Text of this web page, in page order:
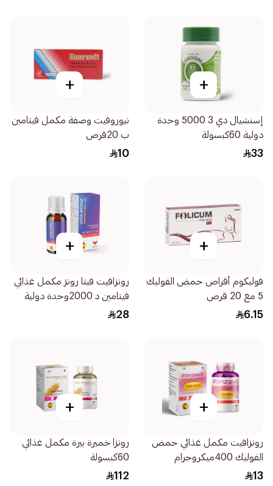
+
إسنشيال دي 3 5000 وحدة
دولية 60كبسولة
33
+
نيوروفيت وصفة مكمل فيتامين
ب 20قرص
10
+
فوليكوم أقراص حمض الفوليك
5 مغ 20 قرص
6.15
+
رونزافيت فيتا رونز مكمل غذائي
فيتامين د 2000وحدة دولية
10مل
28
+
رونزافيت مكمل غذائي حمض
الفوليك 400ميكروجرام
60كبسولة
13
+
رونزا خميرة بيرة مكمل غذائي
60كبسولة
112